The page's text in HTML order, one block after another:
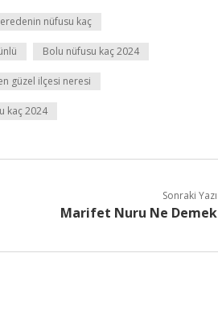
nüfusu kaç
Bolu nüfusu kaç 2024
güzel ilçesi neresi
kaç 2024
Sonraki Yazı
Marifet Nuru Ne Demek